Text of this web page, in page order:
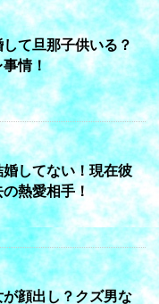
て旦那子供いる？
事情！
してない！現在彼
の熱愛相手！
顔出し？クズ男な